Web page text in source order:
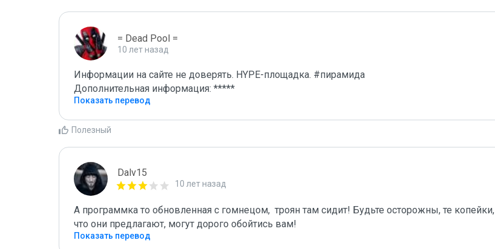
= Dead Pool =
10 лет назад
Информации на сайте не доверять. HYPE-площадка. #пирамида
Дополнительная информация: *****
Показать перевод
Полезный
Dalv15
10 лет назад
А программка то обновленная с гомнецом,  троян там сидит! Будьте осторожны, те копейки,
что они предлагают, могут дорого обойтись вам!
Показать перевод